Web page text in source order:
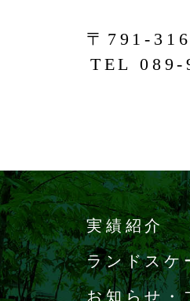
〒791-
TEL
実績紹介
ランドスケ
お知らせ・